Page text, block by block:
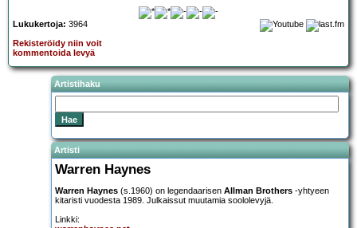
Lukukertoja: 3964
Rekisteröidy niin voit
kommentoida levyä
Artistihaku
Artisti
Warren Haynes
Warren Haynes (s.1960) on legendaarisen Allman Brothers -yhtyeen
kitaristi vuodesta 1989. Julkaissut muutamia soololevyjä.
Linkki: